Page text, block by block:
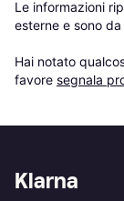
Le informazioni
esterne e sono
Hai notato
favore segnala
Klarna